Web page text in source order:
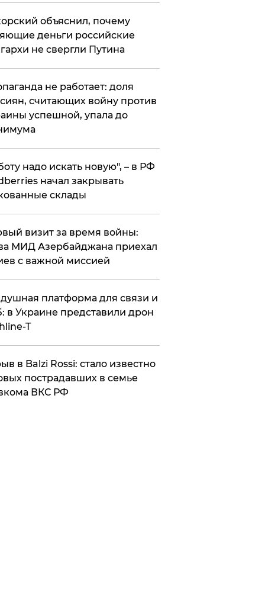
объяснил, почему
деньги российские
не свергли Путина
не работает: доля
считающих войну против
успешной, упала до
надо искать новую", – в РФ
начал закрывать
склады
визит за время войны:
МИД Азербайджана приехал
с важной миссией
платформа для связи и
в Украине представили дрон
T
в Balzi Rossi: стало известно
пострадавших в семье
ВКС РФ